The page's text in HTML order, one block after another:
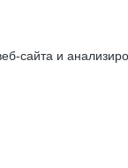
сайта и